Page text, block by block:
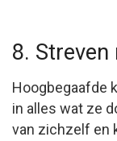
8.
Hoogbegaafde
in alles wat ze
van zichzelf en